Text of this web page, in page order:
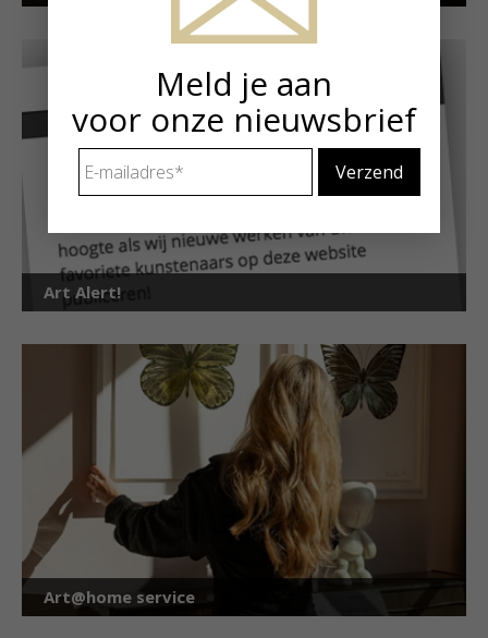
Art Alert!
Art@home service
Meld je aan
voor onze nieuwsbrief
mailadres *